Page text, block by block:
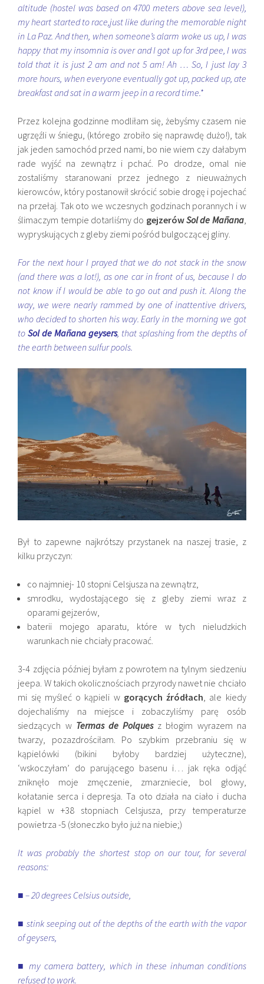
altitude (hostel was based on 4700 meters above sea level),
my heart started to race,just like during the memorable night
in La Paz. And then, when someone’s alarm woke us up, I was
happy that my insomnia is over and I got up for 3rd pee, I was
told that it is just 2 am and not 5 am! Ah … So, I just lay 3
more hours, when everyone eventually got up, packed up, ate
breakfast and sat in a warm jeep in a record time.*
Przez kolejna godzinne modliłam się, żebyśmy czasem nie
ugrzęźli w śniegu, (którego zrobiło się naprawdę dużo!), tak
jak jeden samochód przed nami, bo nie wiem czy dałabym
rade wyjść na zewnątrz i pchać. Po drodze, omal nie
zostaliśmy staranowani przez jednego z nieuważnych
kierowców, który postanowił skrócić sobie drogę i pojechać
na przełaj. Tak oto we wczesnych godzinach porannych i w
ślimaczym tempie dotarliśmy do gejzerówSol de Mañana,
wypryskujących z gleby ziemi pośród bulgoczącej gliny.
For the next hour I prayed that we do not stack in the snow
(and there was a lot!), as one car in front of us, because I do
not know if I would be able to go out and push it. Along the
way, we were nearly rammed by one of inattentive drivers,
who decided to shorten his way. Early in the morning we got
toSol de Mañana geysers, that splashing from the depths of
the earth between sulfur pools.
Był to zapewne najkrótszy przystanek na naszej trasie, z
kilku przyczyn:
co najmniej- 10 stopni Celsjusza na zewnątrz,
smrodku, wydostającego się z gleby ziemi wraz z
oparami gejzerów,
baterii mojego aparatu, które w tych nieludzkich
warunkach nie chciały pracować.
3-4 zdjęcia później byłam z powrotem na tylnym siedzeniu
jeepa. W takich okolicznościach przyrody nawet nie chciało
mi się myśleć o kąpieli w gorących źródłach, ale kiedy
dojechaliśmy na miejsce i zobaczyliśmy parę osób
siedzących w Termas de Polques z błogim wyrazem na
twarzy, pozazdrościłam. Po szybkim przebraniu się w
kąpielówki (bikini byłoby bardziej użyteczne),
‘wskoczyłam’ do parującego basenu i… jak ręka odjąć
zniknęło moje zmęczenie, zmarzniecie, bol głowy,
kołatanie serca i depresja. Ta oto działa na ciało i ducha
kąpiel w +38 stopniach Celsjusza, przy temperaturze
powietrza -5 (słoneczko było już na niebie;)
It was probably the shortest stop on our tour, for several
reasons:
■ – 20 degrees Celsius outside,
■ stink seeping out of the depths of the earth with the vapor
of geysers,
■ my camera battery, which in these inhuman conditions
refused to work.